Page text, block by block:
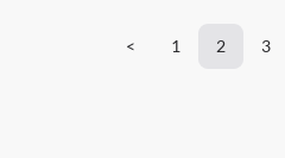
< 1 2 3